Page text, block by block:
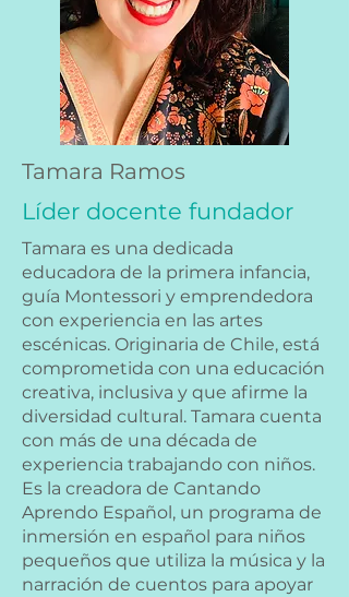
Tamara Ramos
Líder docente fundador
Tamara es una dedicada
educadora de la primera infancia,
guía Montessori y emprendedora
con experiencia en las artes
escénicas. Originaria de Chile, está
comprometida con una educación
creativa, inclusiva y que afirme la
diversidad cultural. Tamara cuenta
con más de una década de
experiencia trabajando con niños.
Es la creadora de Cantando
Aprendo Español, un programa de
inmersión en español para niños
pequeños que utiliza la música y la
narración de cuentos para apoyar